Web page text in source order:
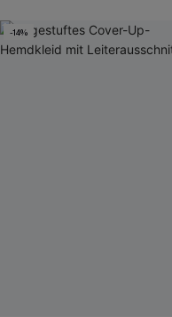
-14%